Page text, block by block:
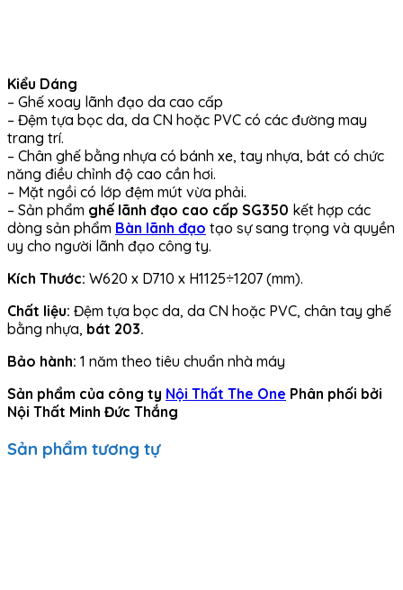
Kiểu Dáng
– Ghế xoay lãnh đạo da cao cấp
– Đệm tựa bọc da, da CN hoặc PVC có các đường may
trang trí.
– Chân ghế bằng nhựa có bánh xe, tay nhựa, bát có chức
năng điều chỉnh độ cao cần hơi.
– Mặt ngồi có lớp đệm mút vừa phải.
– Sản phẩm ghế lãnh đạo cao cấp SG350 kết hợp các
dòng sản phẩm Bàn lãnh đạo tạo sự sang trọng và quyền
uy cho người lãnh đạo công ty.
Kích Thước: W620 x D710 x H1125÷1207 (mm).
Chất liệu: Đệm tựa bọc da, da CN hoặc PVC, chân tay ghế
bằng nhựa, bát 203.
Bảo hành: 1 năm theo tiêu chuẩn nhà máy
Sản phẩm của công ty Nội Thất The One Phân phối bởi
Nội Thất Minh Đức Thắng
Sản phẩm tương tự